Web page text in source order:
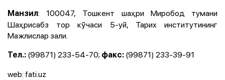
Манзил: 100047, Тошкент шаҳри Миробод тумани
Шаҳрисабз тор кўчаси 5-уй, Тарих институтининг
Мажлислар зали.
Тел.: (99871) 233-54-70; факс: (99871) 233-39-91
web: fati.uz